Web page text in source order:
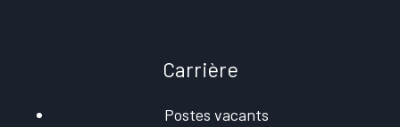
Carrière
Postes vacants